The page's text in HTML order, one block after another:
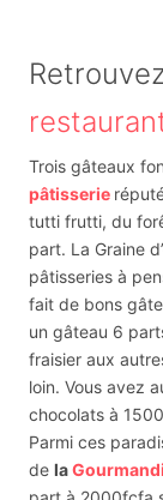
Trois gâteaux
pâtisserie
tutti frutti, du
part. La Graine
pâtisseries à
fait de bons
un gâteau 6
fraisier aux
loin. Vous avez
chocolats à
Parmi ces
de la